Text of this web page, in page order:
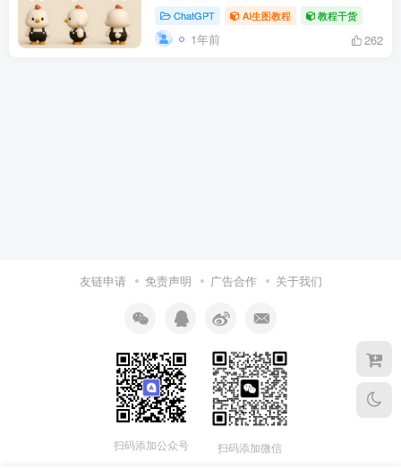
ChatGPT AI生图教程 教程干货
1年前 262
友链申请 免责声明 广告合作 关于我们
扫码添加公众号 扫码添加微信